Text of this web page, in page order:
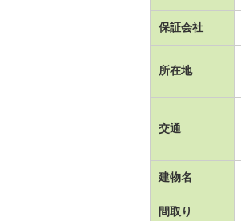
保証会社
所在地
交通
建物名
間取り